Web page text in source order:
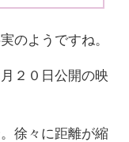
のようですね。
２０日公開の映
徐々に距離が縮